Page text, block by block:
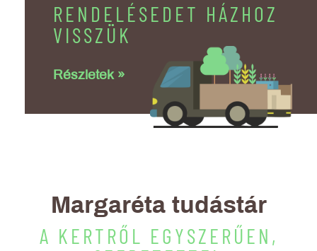
RENDELÉSEDET HÁZHOZ
VISSZÜK
Részletek »
Margaréta tudástár
A KERTRŐL EGYSZERŰEN,